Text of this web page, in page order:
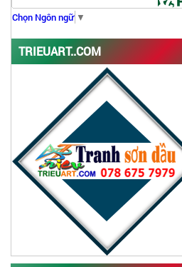
Chọn Ngôn ngữ ▼
TRIEUART..COM